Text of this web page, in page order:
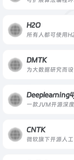
H2O
所有人都可使用
DMTK
为大数据研究而
CNTK